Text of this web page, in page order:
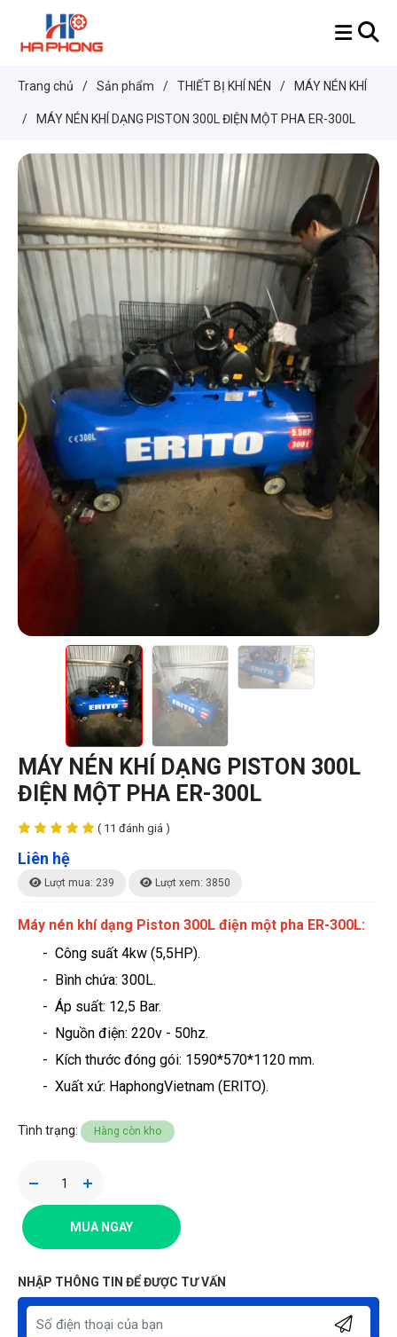
Trang chủ / Sản phẩm / THIẾT BỊ KHÍ NÉN / MÁY NÉN KHÍ
/ MÁY NÉN KHÍ DẠNG PISTON 300L ĐIỆN MỘT PHA ER-300L
MÁY NÉN KHÍ DẠNG PISTON 300L
ĐIỆN MỘT PHA ER-300L
( 11 đánh giá )
Liên hệ
Lượt mua: 239 Lượt xem: 3850
Máy nén khí dạng Piston 300L điện một pha ER-300L:
- Công suất 4kw (5,5HP).
- Bình chứa: 300L.
- Áp suất: 12,5 Bar.
- Nguồn điện: 220v - 50hz.
- Kích thước đóng gói: 1590*570*1120 mm.
- Xuất xứ: HaphongVietnam (ERITO).
Tình trạng: Hàng còn kho
MUA NGAY
NHẬP THÔNG TIN ĐỂ ĐƯỢC TƯ VẤN